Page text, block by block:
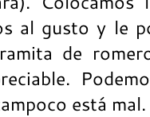
al gusto y le
de
está mal.